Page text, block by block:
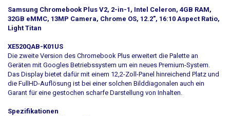
Samsung Chromebook Plus V2, 2-in-1, Intel Celeron, 4GB RAM,
32GB eMMC, 13MP Camera, Chrome OS, 12.2", 16:10 Aspect Ratio,
Light Titan
XE520QAB-K01US
Die zweite Version des Chromebook Plus erweitert die Palette an
Geräten mit Googles Betriebssystem um ein neues Premium-System.
Das Display bietet dafür mit einem 12,2-Zoll-Panel hinreichend Platz und
die FullHD-Auflösung ist bei einer solchen Bilddiagonalen auch ein
Garant für eine gestochen scharfe Darstellung von Inhalten.
Spezifikationen